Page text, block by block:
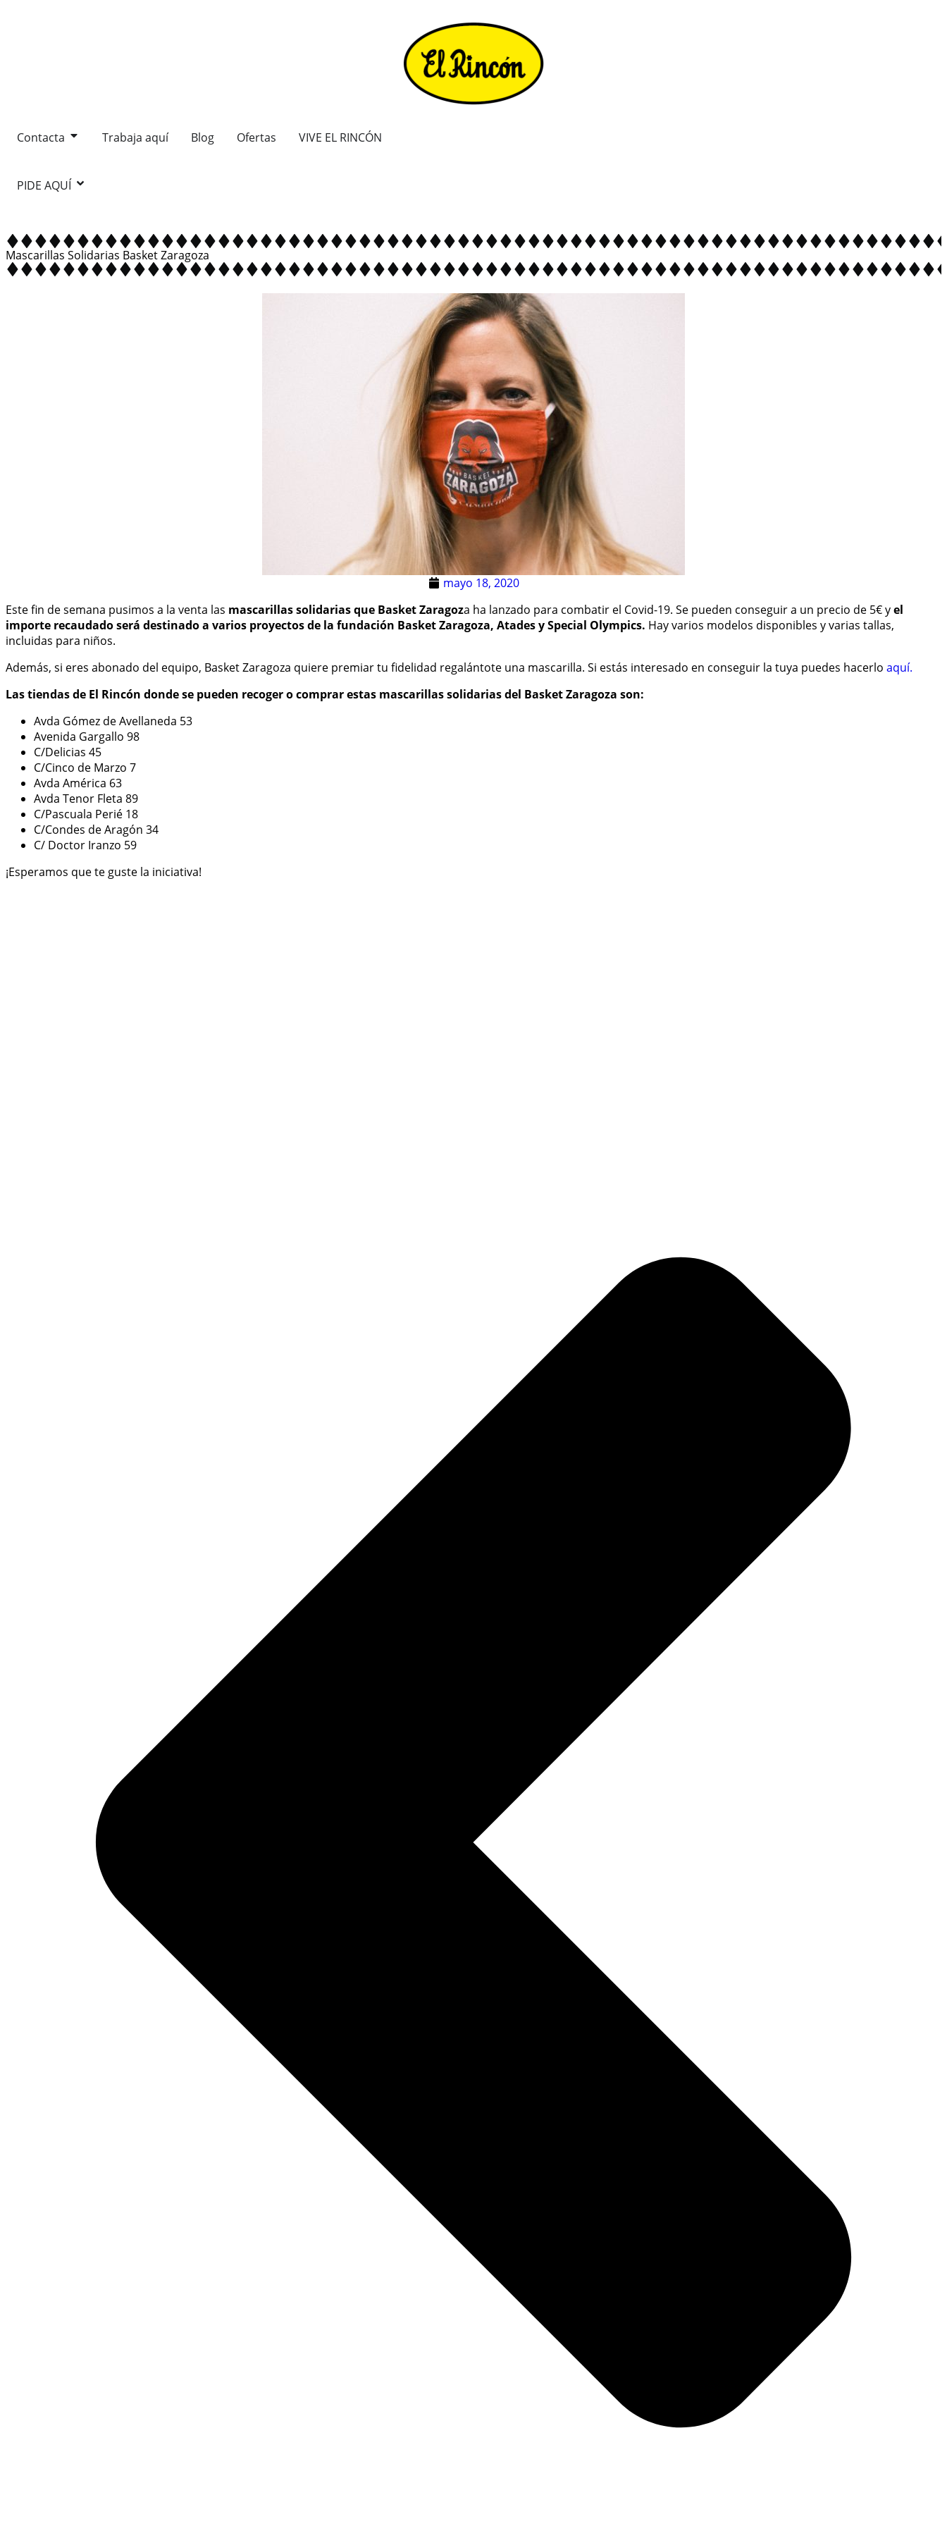
Contacta Trabaja aquí Blog Ofertas VIVE EL RINCÓN
PIDE AQUÍ
Mascarillas Solidarias Basket Zaragoza
mayo 18, 2020
Este fin de semana pusimos a la venta las mascarillas solidarias que Basket Zaragoza ha lanzado para combatir el Covid-19. Se pueden conseguir a un precio de 5€ yel
importe recaudado será destinado a varios proyectos de la fundación Basket Zaragoza, Atades y Special Olympics. Hay varios modelos disponibles y varias tallas,
incluidas para niños.
Además, si eres abonado del equipo, Basket Zaragoza quiere premiar tu fidelidad regalántote una mascarilla. Si estás interesado en conseguir la tuya puedes hacerlo aquí.
Las tiendas de El Rincón donde se pueden recoger o comprar estas mascarillas solidarias del Basket Zaragoza son:
Avda Gómez de Avellaneda 53
Avenida Gargallo 98
C/Delicias 45
C/Cinco de Marzo 7
Avda América 63
Avda Tenor Fleta 89
C/Pascuala Perié 18
C/Condes de Aragón 34
C/ Doctor Iranzo 59
¡Esperamos que te guste la iniciativa!